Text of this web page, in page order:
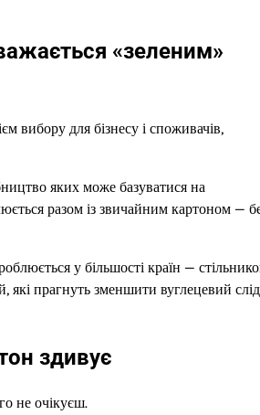
«зеленим»
вибору для бізнесу і споживачів,
яких може базуватися на
разом із звичайним картоном —
у більшості країн —
прагнуть зменшити вуглецевий слід
здивує
не очікуєш.